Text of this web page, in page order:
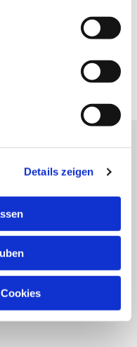
Details zeigen
Fläming